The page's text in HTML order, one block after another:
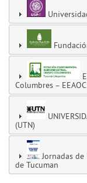
Columbres – EEAOC
(UTN)
Jornadas
de Tucuman